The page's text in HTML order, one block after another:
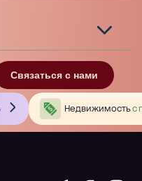
Связаться с нами
Недвижимостьс